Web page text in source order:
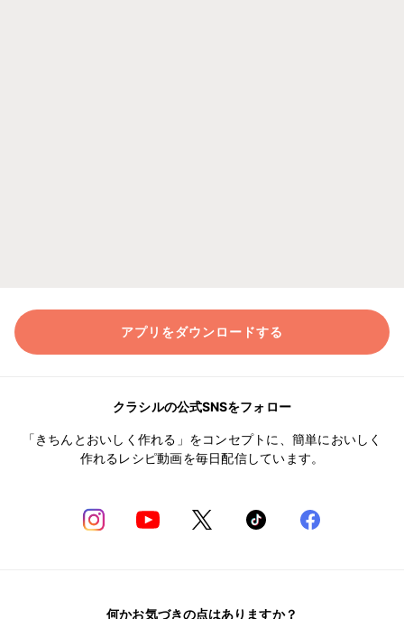
アプリをダウンロードする
クラシルの公式SNSをフォロー
「きちんとおいしく作れる」をコンセプトに、簡単においしく
作れるレシピ動画を毎日配信しています。
何かお気づきの点はありますか？